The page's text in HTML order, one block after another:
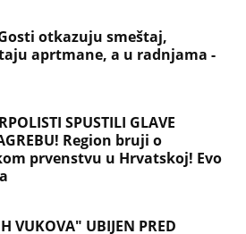
otkazuju smeštaj,
aprtmane, a u radnjama -
SPUSTILI GLAVE
Region bruji o
prvenstvu u Hrvatskoj! Evo
VUKOVA" UBIJEN PRED